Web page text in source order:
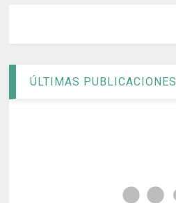
ÚLTIMAS PUBLICACIONES